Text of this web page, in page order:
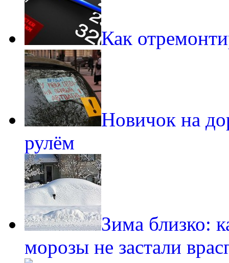
Как
Новичок на
рулём
Зима близко:
морозы не застали